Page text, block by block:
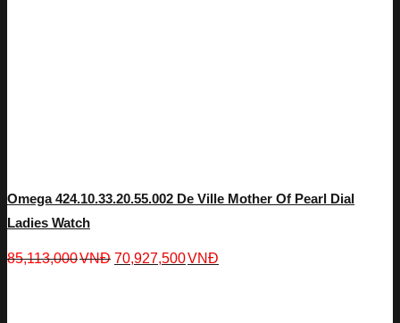
Omega 424.10.33.20.55.002 De Ville Mother Of Pearl Dial
Ladies Watch
85,113,000VNĐ 70,927,500VNĐ